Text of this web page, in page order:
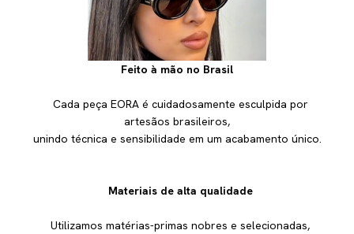
Feito à mão no Brasil
Cada peça EORA é cuidadosamente esculpida por
artesãos brasileiros,
unindo técnica e sensibilidade em um acabamento único.
Materiais de alta qualidade
Utilizamos matérias-primas nobres e selecionadas,